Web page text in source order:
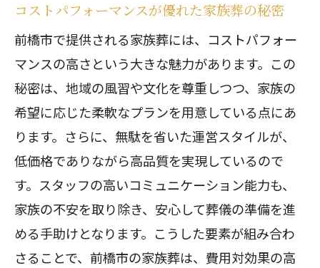
コストパフォーマンスが優れた家族葬の秘密
前橋市で提供される家族葬には、コストパフォー
マンスの高さという大きな魅力があります。この
秘密は、地域の風習や文化を尊重しつつ、家族の
希望に応じた柔軟なプランを用意している点にあ
ります。さらに、無駄を省いた運営スタイルが、
低価格でありながら高品質を実現しているので
す。スタッフの高いコミュニケーション能力も、
家族の不安を取り除き、安心して葬儀の準備を進
める手助けとなります。こうした要素が組み合わ
さることで、前橋市の家族葬は、費用対効果の高